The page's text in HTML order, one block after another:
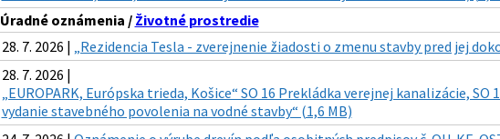
Úradné oznámenia / Životné prostredie
28. 7. 2026 | „Rezidencia Tesla - zverejnenie žiadosti o zmenu stavby pred jej
28. 7. 2026 |
„EUROPARK, Európska trieda, Košice“ SO 16 Prekládka verejnej kanalizácie,
vydanie stavebného povolenia na vodné stavby“ (1,6 MB)